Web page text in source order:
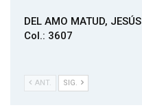
DEL AMO MATUD, JESÚS
Col.: 3607
ANT. SIG.